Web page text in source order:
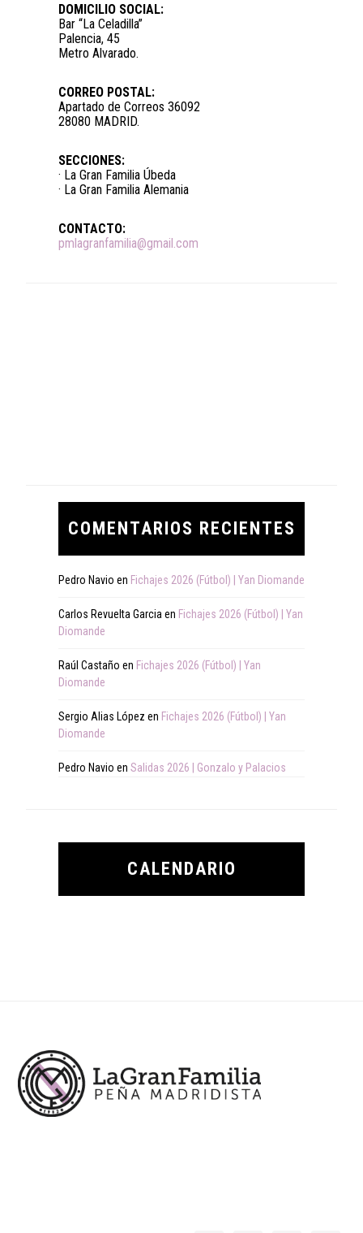
DOMICILIO SOCIAL:
Bar “La Celadilla”
Palencia, 45
Metro Alvarado.
CORREO POSTAL:
Apartado de Correos 36092
28080 MADRID.
SECCIONES:
· La Gran Familia Úbeda
· La Gran Familia Alemania
CONTACTO:
pmlagranfamilia@gmail.com
COMENTARIOS RECIENTES
Pedro Navio en Fichajes 2026 (Fútbol) | Yan Diomande
Carlos Revuelta Garcia en Fichajes 2026 (Fútbol) | Yan
Diomande
Raúl Castaño en Fichajes 2026 (Fútbol) | Yan
Diomande
Sergio Alias López en Fichajes 2026 (Fútbol) | Yan
Diomande
Pedro Navio en Salidas 2026 | Gonzalo y Palacios
CALENDARIO